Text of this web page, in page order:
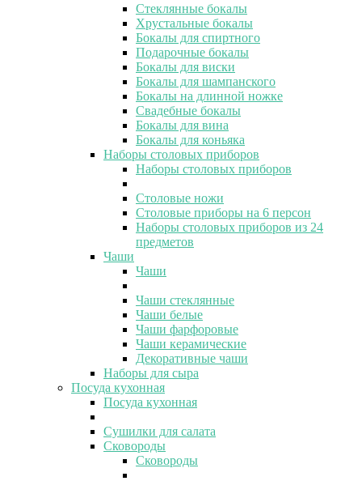
Стеклянные бокалы
Хрустальные бокалы
Бокалы для спиртного
Подарочные бокалы
Бокалы для виски
Бокалы для шампанского
Бокалы на длинной ножке
Свадебные бокалы
Бокалы для вина
Бокалы для коньяка
Наборы столовых приборов
Наборы столовых приборов
Столовые ножи
Столовые приборы на 6 персон
Наборы столовых приборов из 24
предметов
Чаши
Чаши
Чаши стеклянные
Чаши белые
Чаши фарфоровые
Чаши керамические
Декоративные чаши
Наборы для сыра
Посуда кухонная
Посуда кухонная
Сушилки для салата
Сковороды
Сковороды